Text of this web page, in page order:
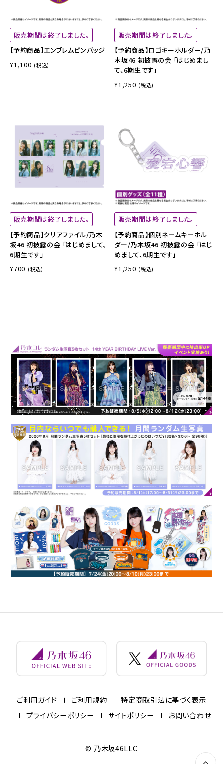
販売期間は終了しました。
【予約商品】エンブレムピンバッジ
¥1,100 (税込)
販売期間は終了しました。
【予約商品】ロゴキーホルダー/乃
木坂46 初披露の会 「はじめまし
て、6期生です」
¥1,250 (税込)
販売期間は終了しました。
【予約商品】クリアファイル/乃木
坂46 初披露の会 「はじめまして、
6期生です」
¥700 (税込)
販売期間は終了しました。
【予約商品】個別ネームキーホル
ダー/乃木坂46 初披露の会 「はじ
めまして、6期生です」
¥1,250 (税込)
ご利用ガイド ご利用規約
特定商取引法に基づく表示
プライバシーポリシー
サイトポリシー お問い合わせ
© 乃木坂46LLC